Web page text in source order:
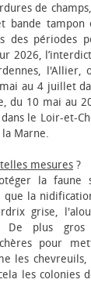
de
bande
des périodes
2026,
l'Allier,
au 4 juillet
du 10 mai au
le Loir-et-
Marne.
mesures ?
la faune
la
grise,
plus gros
pour
les
les colonies